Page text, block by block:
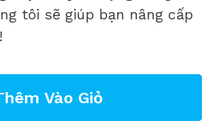
tôi sẽ giúp bạn nâng cấp
Vào Giỏ